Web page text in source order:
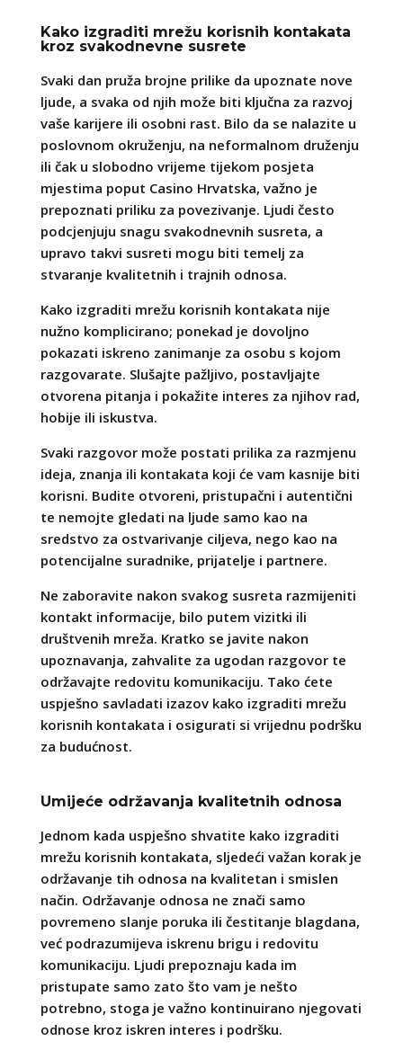
Kako izgraditi mrežu korisnih kontakata
kroz svakodnevne susrete
Svaki dan pruža brojne prilike da upoznate nove
ljude, a svaka od njih može biti ključna za razvoj
vaše karijere ili osobni rast. Bilo da se nalazite u
poslovnom okruženju, na neformalnom druženju
ili čak u slobodno vrijeme tijekom posjeta
mjestima poput Casino Hrvatska, važno je
prepoznati priliku za povezivanje. Ljudi često
podcjenjuju snagu svakodnevnih susreta, a
upravo takvi susreti mogu biti temelj za
stvaranje kvalitetnih i trajnih odnosa.
Kako izgraditi mrežu korisnih kontakata nije
nužno komplicirano; ponekad je dovoljno
pokazati iskreno zanimanje za osobu s kojom
razgovarate. Slušajte pažljivo, postavljajte
otvorena pitanja i pokažite interes za njihov rad,
hobije ili iskustva.
Svaki razgovor može postati prilika za razmjenu
ideja, znanja ili kontakata koji će vam kasnije biti
korisni. Budite otvoreni, pristupačni i autentični
te nemojte gledati na ljude samo kao na
sredstvo za ostvarivanje ciljeva, nego kao na
potencijalne suradnike, prijatelje i partnere.
Ne zaboravite nakon svakog susreta razmijeniti
kontakt informacije, bilo putem vizitki ili
društvenih mreža. Kratko se javite nakon
upoznavanja, zahvalite za ugodan razgovor te
održavajte redovitu komunikaciju. Tako ćete
uspješno savladati izazov kako izgraditi mrežu
korisnih kontakata i osigurati si vrijednu podršku
za budućnost.
Umijeće održavanja kvalitetnih odnosa
Jednom kada uspješno shvatite kako izgraditi
mrežu korisnih kontakata, sljedeći važan korak je
održavanje tih odnosa na kvalitetan i smislen
način. Održavanje odnosa ne znači samo
povremeno slanje poruka ili čestitanje blagdana,
već podrazumijeva iskrenu brigu i redovitu
komunikaciju. Ljudi prepoznaju kada im
pristupate samo zato što vam je nešto
potrebno, stoga je važno kontinuirano njegovati
odnose kroz iskren interes i podršku.